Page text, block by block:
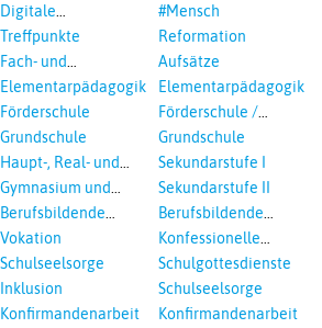
Digitale
Veranstaltungen
Treffpunkte
Fach- und
Studientagungen
Elementarpädagogik
Förderschule
Grundschule
Haupt-, Real- und
Oberschule
Gymnasium und
Gesamtschule
Berufsbildende
Schulen
Vokation
Schulseelsorge
Inklusion
Konfirmandenarbeit
#Mensch
Reformation
Aufsätze
Elementarpädagogik
Förderschule /
Inklusion
Grundschule
Sekundarstufe I
Sekundarstufe II
Berufsbildende
Schulen
Konfessionelle
Kooperation
Schulgottesdienste
Schulseelsorge
Konfirmandenarbeit